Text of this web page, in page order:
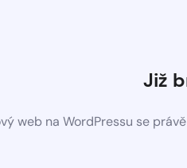
Již
web na WordPressu se